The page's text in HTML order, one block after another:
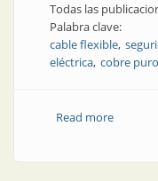
Todas las
Palabra clave:
cable flexible
eléctrica cobre puro
Read moreabout